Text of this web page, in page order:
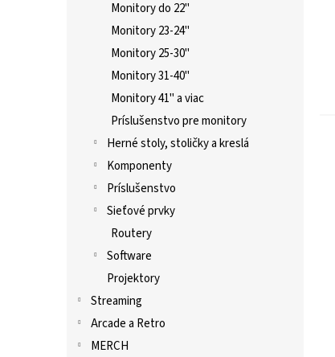
Monitory do 22"
Monitory 23-24"
Monitory 25-30"
Monitory 31-40"
Monitory 41" a viac
Príslušenstvo pre monitory
Herné stoly, stoličky a kreslá
Komponenty
Príslušenstvo
Sieťové prvky
Routery
Software
Projektory
Streaming
Arcade a Retro
MERCH